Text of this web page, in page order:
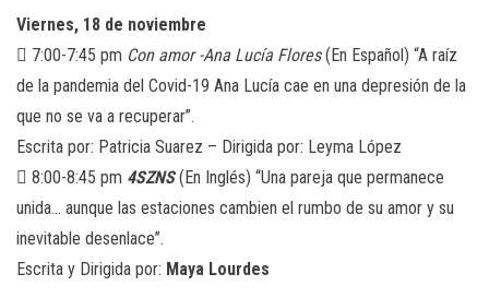
Viernes, 18 de noviembre
 7:00-7:45 pm Con amor -Ana Lucía Flores(En Español) “A raíz
de la pandemia del Covid-19 Ana Lucía cae en una depresión de la
que no se va a recuperar”.
Escrita por: Patricia Suarez – Dirigida por: Leyma López
 8:00-8:45 pm 4SZNS(En Inglés) “Una pareja que permanece
unida… aunque las estaciones cambien el rumbo de su amor y su
inevitable desenlace”.
Escrita y Dirigida por: Maya Lourdes